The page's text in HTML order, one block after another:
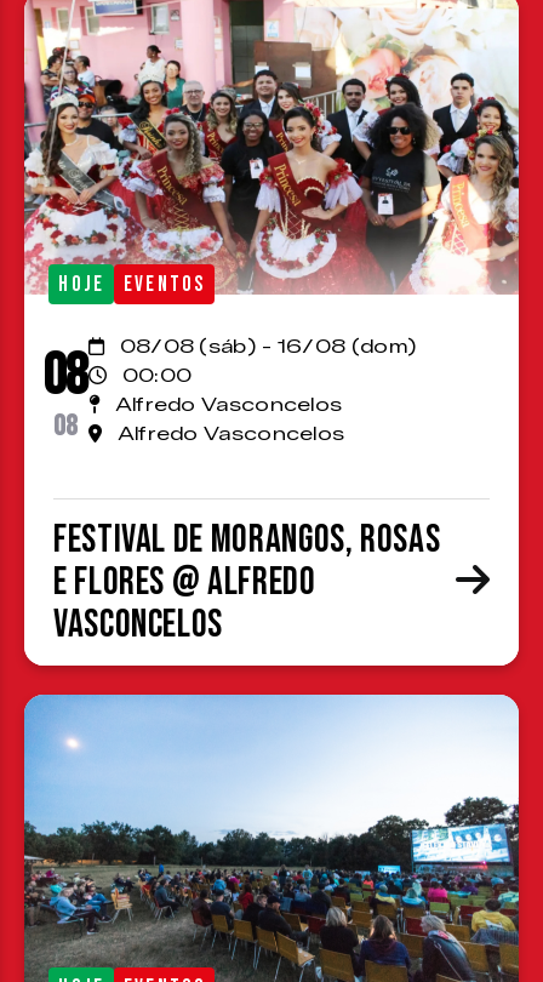
HOJE EVENTOS
08
08
08/08 (sáb) - 16/08 (dom)
00:00
Alfredo Vasconcelos
Alfredo Vasconcelos
Festival de Morangos, Rosas
e Flores @ Alfredo
Vasconcelos